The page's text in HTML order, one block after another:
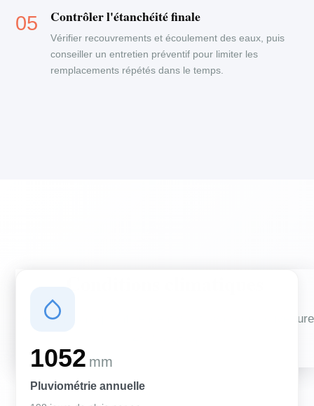
Contrôler l'étanchéité finale
Vérifier recouvrements et écoulement des eaux, puis
conseiller un entretien préventif pour limiter les
remplacements répétés dans le temps.
Des conditions qui influencent vos travaux de couverture
1052 mm
Pluviométrie annuelle